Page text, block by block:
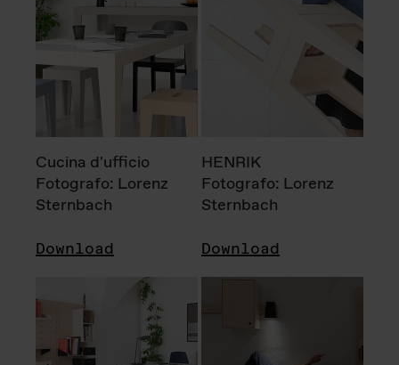
Cucina d'ufficio
Fotografo: Lorenz
Sternbach
Download
HENRIK
Fotografo: Lorenz
Sternbach
Download